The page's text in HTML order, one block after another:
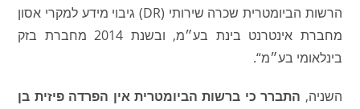
הרשות הביומטרית שכרה שירותי (DR) גיבוי מידע למקרי אסון
מחברת אינטרנט בינת בע״מ, ובשנת 2014 מחברת בזק
בינלאומי בע״מ“.
השניה, התברר כי ברשות הביומטרית אין הפרדה פיזית בן